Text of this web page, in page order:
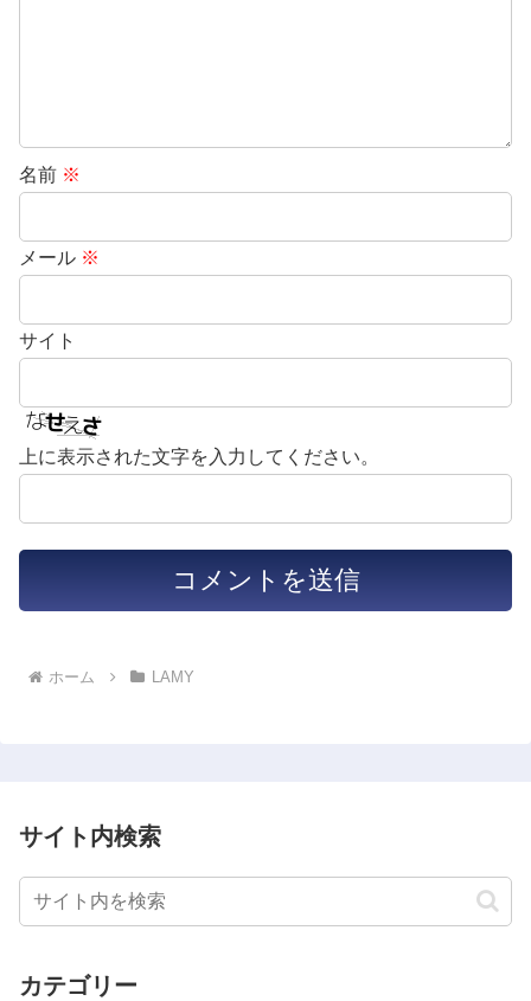
名前 ※
メール ※
サイト
上に表示された文字を入力してください。
ホーム LAMY
サイト内検索
カテゴリー